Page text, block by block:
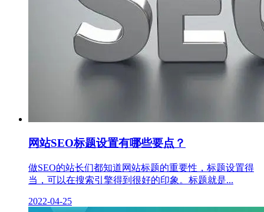
网站SEO标题设置有哪些要点？
做SEO的站长们都知道网站标题的重要性，标题设置得
当，可以在搜索引擎得到很好的印象。标题就是...
2022-04-25